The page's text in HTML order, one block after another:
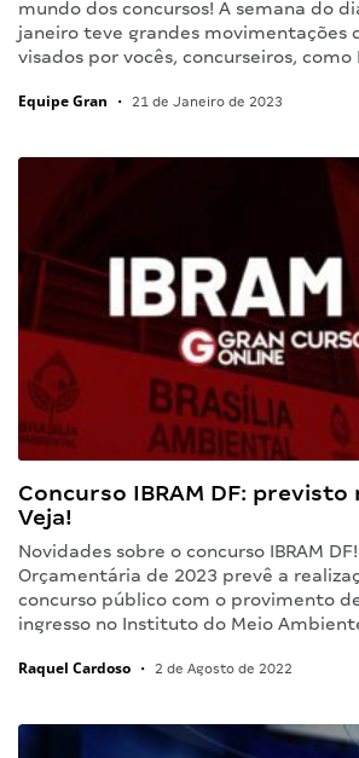
mundo dos concursos! A semana do
janeiro teve grandes movimentações
visados por vocês, concurseiros, como
Equipe Gran • 21 de Janeiro de 2023
Concurso IBRAM DF: previsto
Veja!
Novidades sobre o concurso IBRAM
Orçamentária de 2023 prevê a
concurso público com o provimento
ingresso no Instituto do Meio
Raquel Cardoso • 2 de Agosto de 2022